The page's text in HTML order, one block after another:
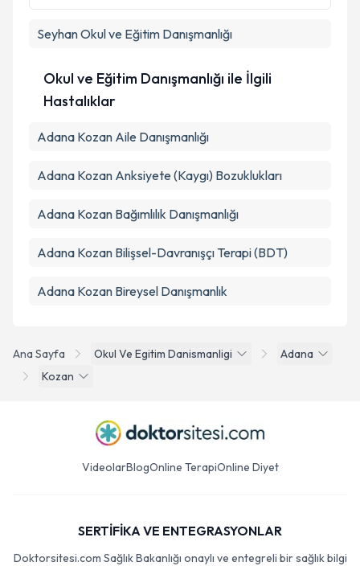
Ana Sayfa Okul Ve Egitim Danismanligi
Adana
Kozan
SeyhanOkul ve Eğitim Danışmanlığı
Okul ve Eğitim Danışmanlığı ile İlgili
Hastalıklar
Adana Kozan Aile Danışmanlığı
Adana Kozan Anksiyete (Kaygı) Bozuklukları
Adana Kozan Bağımlılık Danışmanlığı
Adana Kozan Bilişsel-Davranışçı Terapi (BDT)
Adana Kozan Bireysel Danışmanlık
VideolarBlogOnline TerapiOnline Diyet
SERTİFİKA VE ENTEGRASYONLAR
Doktorsitesi.com Sağlık Bakanlığı onaylı ve entegreli bir sağlık bilgi